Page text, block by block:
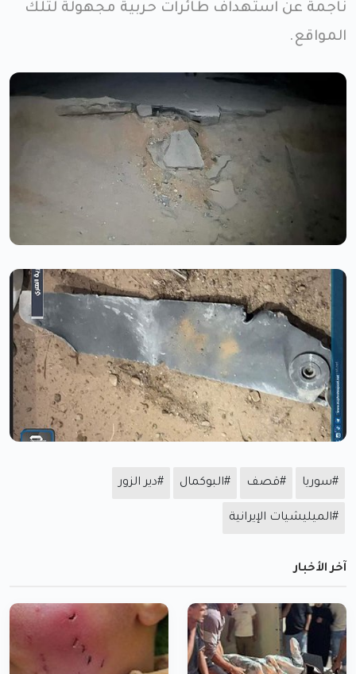
ناجمة عن استهداف طائرات حربية مجهولة لتلك
المواقع.
#سوريا #قصف #البوكمال #دير الزور
#الميليشيات الإيرانية
آخر الأخبار